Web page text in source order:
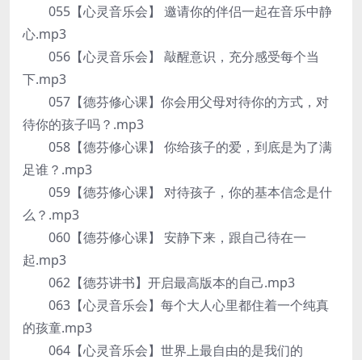
055【心灵音乐会】 邀请你的伴侣一起在音乐中静
心.mp3
056【心灵音乐会】 敲醒意识，充分感受每个当
下.mp3
057【德芬修心课】你会用父母对待你的方式，对
待你的孩子吗？.mp3
058【德芬修心课】 你给孩子的爱，到底是为了满
足谁？.mp3
059【德芬修心课】 对待孩子，你的基本信念是什
么？.mp3
060【德芬修心课】 安静下来，跟自己待在一
起.mp3
062【德芬讲书】开启最高版本的自己.mp3
063【心灵音乐会】每个大人心里都住着一个纯真
的孩童.mp3
064【心灵音乐会】世界上最自由的是我们的